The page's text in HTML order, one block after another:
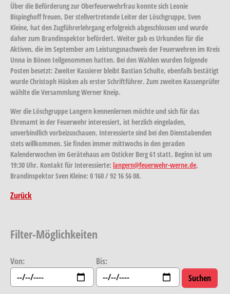
Über die Beförderung zur Oberfeuerwehrfrau konnte sich Leonie
Bispinghoff freuen. Der stellvertretende Leiter der Löschgruppe, Sven
Kleine, hat den Zugführerlehrgang erfolgreich abgeschlossen und wurde
daher zum Brandinspektor befördert. Weiter gab es Urkunden für die
Aktiven, die im September am Leistungsnachweis der Feuerwehren im Kreis
Unna in Bönen teilgenommen hatten. Bei den Wahlen wurden folgende
Posten besetzt: Zweiter Kassierer bleibt Bastian Schulte, ebenfalls bestätigt
wurde Christoph Hüsken als erster Schriftführer. Zum zweiten Kassenprüfer
wählte die Versammlung Werner Kneip.
Wer die Löschgruppe Langern kennenlernen möchte und sich für das
Ehrenamt in der Feuerwehr interessiert, ist herzlich eingeladen,
unverbindlich vorbeizuschauen. Interessierte sind bei den Dienstabenden
stets willkommen. Sie finden immer mittwochs in den geraden
Kalenderwochen im Gerätehaus am Osticker Berg 61 statt. Beginn ist um
19:30 Uhr. Kontakt für Interessierte: langern@feuerwehr-werne.de,
Brandinspektor Sven Kleine: 0 160 / 92 16 56 08.
Zurück
Filter-Möglichkeiten
Von: Bis: